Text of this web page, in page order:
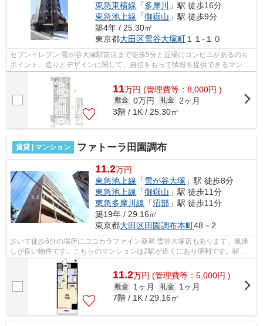
東急東横線 「多摩川
」駅 徒歩16分
東急池上線 「御嶽山 」駅 徒歩9分
築4年 / 25.30㎡
東京都大田区雪谷大塚町 １１-１０
セブンイレブン 雪が谷大塚駅前店まで徒歩5分と近場にコンビニがあるのも
ポイント。造りとデザインに関して、自信をもって情報を提供できるマンシ
ョンです。徒歩4分で駅にアクセスでき...
11万円 (管理費等：8,000円 )
敷金 0万円 礼金
2ヶ月
3階 / 1K / 25.30㎡
賃貸 | マンション ファトーラ田園調布
11.2万円
東急池上線 「雪が谷大塚 」駅 徒歩8分
東急池上線 「御嶽山 」駅 徒歩11分
東急多摩川線 「沼部 」駅 徒歩11分
築19年 / 29.16㎡
東京都大田区田園調布本町48－2
歩いて徒歩6分の場所にココカラファイン薬局 雪谷大塚店もあります。風通
しが良い物件です。こちらのマンションは2駅が近くにあり便利です。駅か
ら徒歩8分の物件なら、駅前のお買い物...
11.2万円 (管理費等：5,000円 )
敷金 1ヶ月 礼金
1ヶ月
7階 / 1K / 29.16㎡